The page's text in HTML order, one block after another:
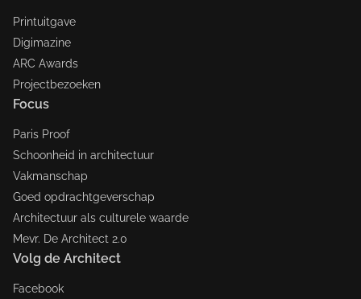
Printuitgave
Digimazine
ARC Awards
Projectbezoeken
Focus
Paris Proof
Schoonheid in architectuur
Vakmanschap
Goed opdrachtgeverschap
Architectuur als culturele waarde
Mevr. De Architect 2.0
Volg de Architect
Facebook